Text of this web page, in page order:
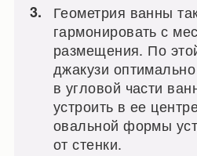
Геометрия ванны
гармонировать с
размещения. По
джакузи
в угловой части
устроить в ее
овальной формы
от стенки.